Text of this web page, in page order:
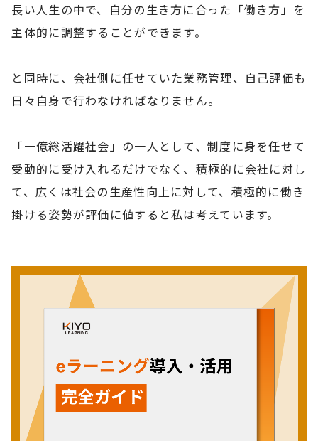
長い人生の中で、自分の生き方に合った「働き方」を
主体的に調整することができます。
と同時に、会社側に任せていた業務管理、自己評価も
日々自身で行わなければなりません。
「一億総活躍社会」の一人として、制度に身を任せて
受動的に受け入れるだけでなく、積極的に会社に対し
て、広くは社会の生産性向上に対して、積極的に働き
掛ける姿勢が評価に値すると私は考えています。